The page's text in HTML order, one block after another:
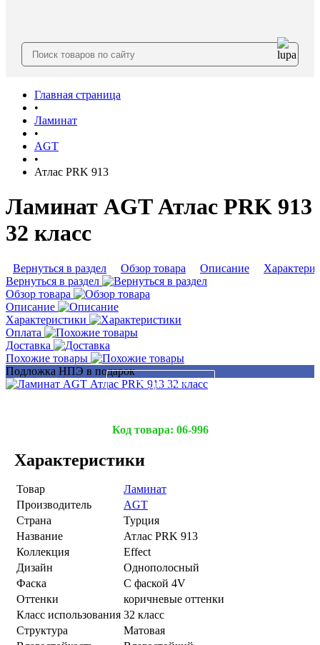
Главная страница
•
Ламинат
•
AGT
•
Атлас PRK 913
Ламинат AGT Атлас PRK 913
32 класс
Вернуться в раздел Обзор товара Описание
Вернуться в раздел
Обзор товара
Описание
Характеристики
Оплата
Доставка
Похожие товары
Подложка НПЭ в подарок
Подробнее
Код товара: 06-996
Характеристики
Товар
Ламинат
Производитель
AGT
Страна
Турция
Название
Атлас PRK 913
Коллекция
Effect
Дизайн
Однополосный
Фаска
С фаской 4V
Оттенки
коричневые оттенки
Класс использования 32 класс
Структура
Матовая